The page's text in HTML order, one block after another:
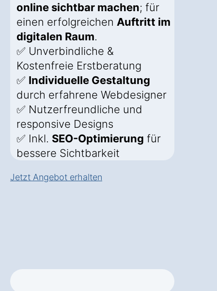
online sichtbar machen; für
einen erfolgreichen Auftritt im
digitalen Raum.
✅ Unverbindliche &
Kostenfreie Erstberatung
✅ Individuelle Gestaltung
durch erfahrene Webdesigner
✅ Nutzerfreundliche und
responsive Designs
✅ Inkl. SEO-Optimierung für
bessere Sichtbarkeit
Jetzt Angebot erhalten